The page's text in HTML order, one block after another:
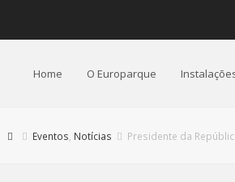
Home O Europarque
Eventos Notícias Presidente da